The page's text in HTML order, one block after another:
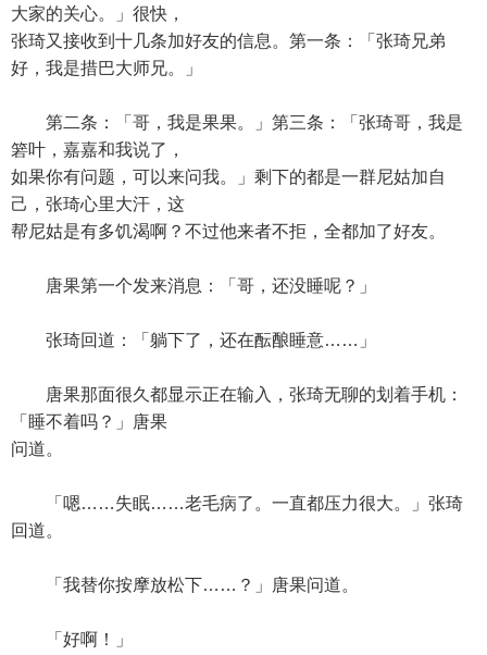
大家的关心。」很快，
张琦又接收到十几条加好友的信息。第一条：「张琦兄弟
好，我是措巴大师兄。」
第二条：「哥，我是果果。」第三条：「张琦哥，我是
箬叶，嘉嘉和我说了，
如果你有问题，可以来问我。」剩下的都是一群尼姑加自
己，张琦心里大汗，这
帮尼姑是有多饥渴啊？不过他来者不拒，全都加了好友。
唐果第一个发来消息：「哥，还没睡呢？」
张琦回道：「躺下了，还在酝酿睡意……」
唐果那面很久都显示正在输入，张琦无聊的划着手机：
「睡不着吗？」唐果
问道。
「嗯……失眠……老毛病了。一直都压力很大。」张琦
回道。
「我替你按摩放松下……？」唐果问道。
「好啊！」